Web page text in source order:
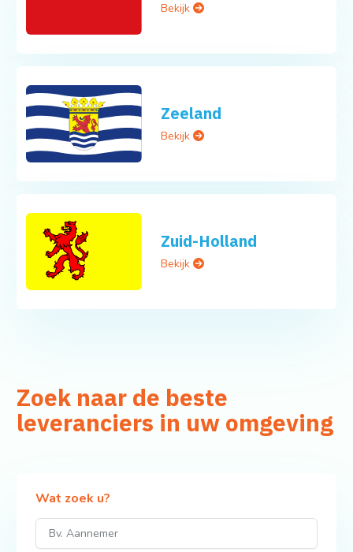
Bekijk
Zeeland
Bekijk
Zuid-Holland
Bekijk
Zoek naar de beste
leveranciers in uw omgeving
Wat zoek u?